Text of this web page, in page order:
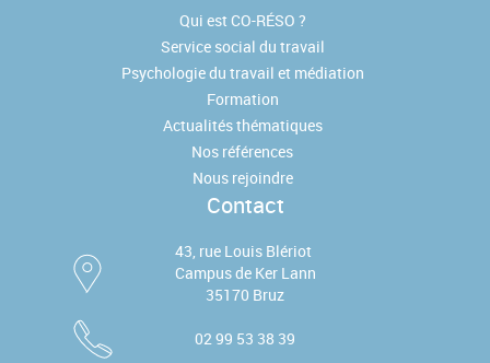
Qui est CO-RÉSO ?
Service social du travail
Psychologie du travail et médiation
Formation
Actualités thématiques
Nos références
Nous rejoindre
Contact
43, rue Louis Blériot
Campus de Ker Lann
35170 Bruz
02 99 53 38 39